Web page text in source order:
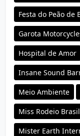
Festa do Peão de
Garota
Hospital de Amor
Insane Sound
Meio Ambiente
Miss Rodeio Brasil
Mister Earth